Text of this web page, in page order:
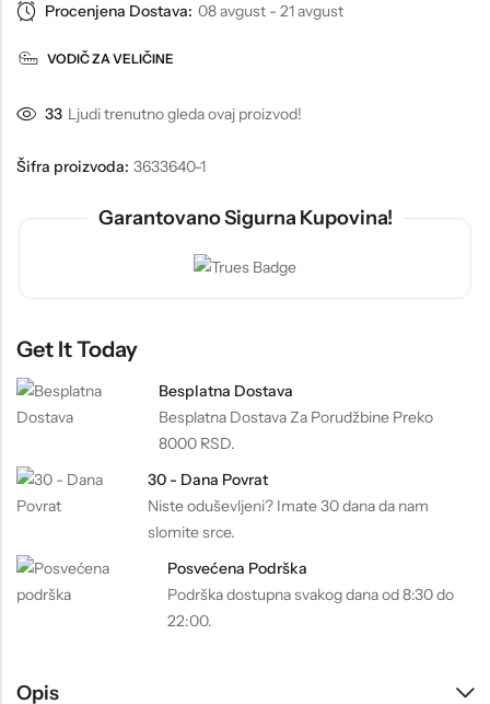
Procenjena Dostava: 08 avgust - 21 avgust
VODIČ ZA VELIČINE
33 Ljudi trenutno gleda ovaj proizvod!
Šifra proizvoda: 3633640-1
Garantovano Sigurna Kupovina!
Get It Today
Besplatna Dostava
Besplatna Dostava Za Porudžbine Preko
8000 RSD.
30 - Dana Povrat
Niste oduševljeni? Imate 30 dana da nam
slomite srce.
Posvećena Podrška
Podrška dostupna svakog dana od 8:30 do
22:00.
Opis